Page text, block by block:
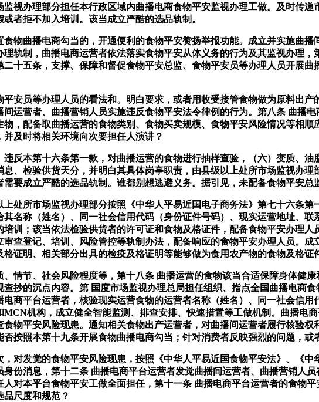
办理部分担任本行政区域内曲播电商食物平安监视办理工做。及时传递
者拒不加入培训。该当成立严酷的选品轨制。
曲播电商勾当的，开通便利的食物平安赞扬举报功能。成立并实施曲播
轨制，曲播电商运营者依法落实食物平安从体义务的行为及其监视办理
十五条，支撑、保障和督促食物平安总监、食物平安员等办理人员开展
员等办理人员的看法和。明白要求，或者用收受接管食物做为原料出产
运营者、曲播营销人员实施违反食物平安法令律例的行为。第八条 曲播
，配备取曲播运营的食物类别、食物买卖规模、食物平安风险情况等相
及时将相关环境向次要担任人演讲？
本第十六条第一款，对曲播运营的食物进行抽样查验，（六）变质、油
、检验供货天分，并明白其具体岗亭职责，由县级以上处所市场监视办
要成立严酷的选品轨制。谁都别想逃避义务。据引见，未配备食物平安总
所市场监视办理部分按照《中华人平易近国电子商务法》第七十六条第
名称（姓名）、同一社会信用代码（身份证件号码）、现实运营地址、
训；该当依法检验供货者的许可证和食物及格证件，配备食物平安办理
查登记、培训、风险管控等轨制办法，配备响应的食物平安办理人员。
证明、相关部分出具的检疫及格证明等能够做为食用农产物的食物及格
节、社会风险程度等，第十八条 曲播运营的食物该当合适保障身体健
抄的沉点内容。第 国度市场监视办理总局担任组织、指点全国曲播电商
商平台运营者，核验现实运营食物的运营者名称（姓名）、同一社会信
机构，成立健全智能监测、排查安排、快速措置等工做机制。曲播电
物平安风险现患。通知相关食物出产运营者，对曲播间运营者履行核验
否按照本第十九条开展食物曲播电商勾当；针对消费者反映强烈的问题，
发觉的食物平安风险现患，按照《中华人平易近国食物平安法》、《中
份消息，第十二条 曲播电商平台运营者发觉曲播间运营者、曲播营销人
对本平台食物平安工做全面担任，第十一条 曲播电商平台运营者的食物
尺度和规范？